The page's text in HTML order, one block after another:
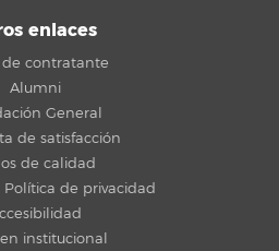
enlaces
de contratante
Alumni
General
de satisfacción
de calidad
Política de privacidad
institucional